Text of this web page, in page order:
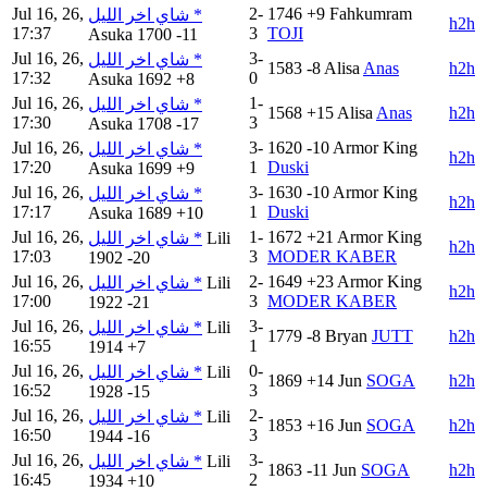
Jul 16, 26,
17:37
شاي اخر الليل *
Asuka 1700 -11
2-
3
1746 +9 Fahkumram
TOJI
h2h
Jul 16, 26,
17:32
شاي اخر الليل *
Asuka 1692 +8
3-
0
1583 -8 Alisa Anas
h2h
Jul 16, 26,
17:30
شاي اخر الليل *
Asuka 1708 -17
1-
3
1568 +15 Alisa Anas
h2h
Jul 16, 26,
17:20
شاي اخر الليل *
Asuka 1699 +9
3-
1
1620 -10 Armor King
Duski
h2h
Jul 16, 26,
17:17
شاي اخر الليل *
Asuka 1689 +10
3-
1
1630 -10 Armor King
Duski
h2h
Jul 16, 26,
17:03
شاي اخر الليل * Lili
1902 -20
1-
3
1672 +21 Armor King
MODER KABER
h2h
Jul 16, 26,
17:00
شاي اخر الليل * Lili
1922 -21
2-
3
1649 +23 Armor King
MODER KABER
h2h
Jul 16, 26,
16:55
شاي اخر الليل * Lili
1914 +7
3-
1
1779 -8 Bryan JUTT
h2h
Jul 16, 26,
16:52
شاي اخر الليل * Lili
1928 -15
0-
3
1869 +14 Jun SOGA
h2h
Jul 16, 26,
16:50
شاي اخر الليل * Lili
1944 -16
2-
3
1853 +16 Jun SOGA
h2h
Jul 16, 26,
16:45
شاي اخر الليل * Lili
1934 +10
3-
2
1863 -11 Jun SOGA
h2h